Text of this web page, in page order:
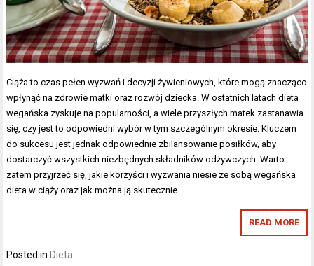
Ciąża to czas pełen wyzwań i decyzji żywieniowych, które mogą znacząco
wpłynąć na zdrowie matki oraz rozwój dziecka. W ostatnich latach dieta
wegańska zyskuje na popularności, a wiele przyszłych matek zastanawia
się, czy jest to odpowiedni wybór w tym szczególnym okresie. Kluczem
do sukcesu jest jednak odpowiednie zbilansowanie posiłków, aby
dostarczyć wszystkich niezbędnych składników odżywczych. Warto
zatem przyjrzeć się, jakie korzyści i wyzwania niesie ze sobą wegańska
dieta w ciąży oraz jak można ją skutecznie…
READ MORE
Posted in Dieta